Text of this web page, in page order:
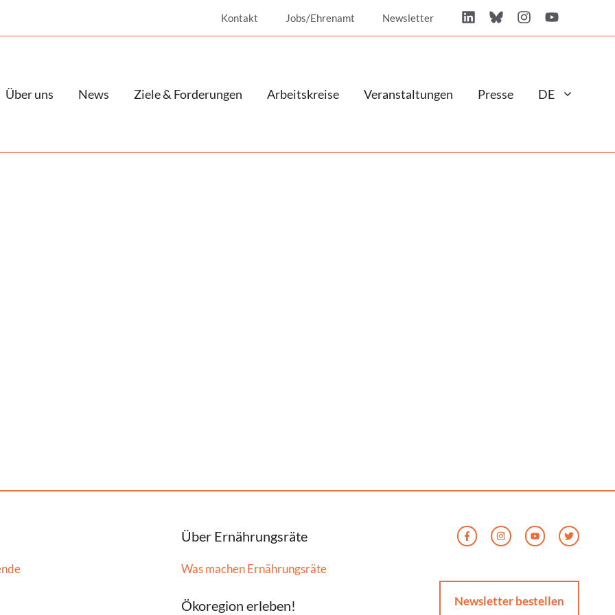
Kontakt Jobs/Ehrenamt Newsletter
Über uns News Ziele & Forderungen Arbeitskreise Veranstaltungen Presse DE
Über Ernährungsräte
Was machen Ernährungsräte
Ökoregion erleben! Newsletter bestellen